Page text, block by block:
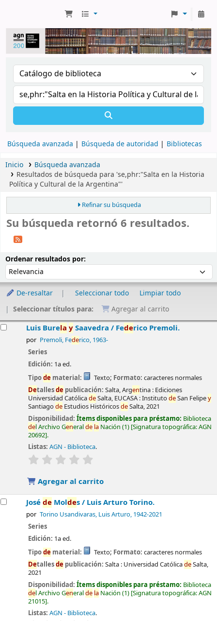
Búsqueda avanzada Búsqueda de autoridad Bibliotecas
Inicio
Búsqueda avanzada
Resultados de búsqueda para 'se,phr:"Salta en la Historia
Política y Cultural de la Argentina"'
Refinar su búsqueda
Su búsqueda retornó 6 resultados.
Ordenar resultados por:
De-resaltar Seleccionar todo
Limpiar todo
Seleccionar títulos para:
Agregar al carrito
Luis Burela ySaavedra / Federico Premoli.
por Premoli, Federico, 1963-
Series
Edición: 1a ed.
Tipode material: Texto; Formato: caracteres normales
Detallesde publicación:Salta, Argentina : Ediciones
Universidad CatólicadeSalta, EUCASA : InstitutodeSan Felipey
Santiagode Estudios HistóricosdeSalta,2021
Disponibilidad:Ítems disponibles para préstamo: Biblioteca
del Archivo Generalde la Nación (1) Signatura topográfica:AGN
20692 .
Listas: AGN - Biblioteca.
valoración
Agregar al carrito
Joséde Moldes / Luis Arturo Torino.
por Torino Usandivaras, Luis Arturo, 1942-2021
Series
Edición: 1a ed.
Tipode material: Texto; Formato: caracteres normales
Detallesde publicación:Salta : Universidad CatólicadeSalta,
2021
Disponibilidad:Ítems disponibles para préstamo: Biblioteca
del Archivo Generalde la Nación (1) Signatura topográfica:AGN
21015 .
Listas: AGN - Biblioteca.